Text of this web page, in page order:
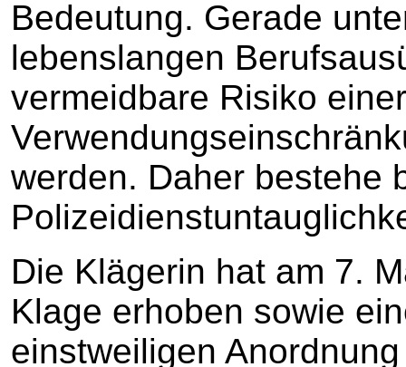
Bedeutung. Gerade
lebenslangen
vermeidbare Risiko
werden. Daher bestehe
Die Klägerin hat am 7.
Klage erhoben sowie
einstweiligen